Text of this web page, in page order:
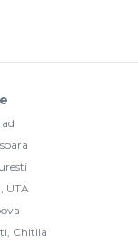
UTA
Chitila